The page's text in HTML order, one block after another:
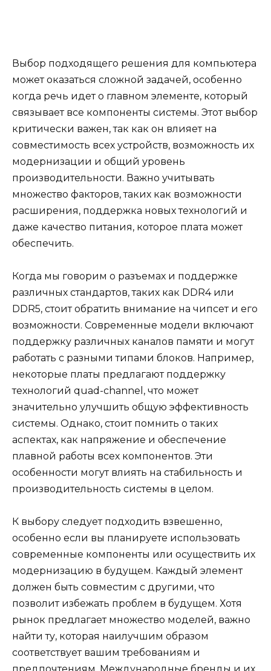
Выбор подходящего решения для компьютера
может оказаться сложной задачей, особенно
когда речь идет о главном элементе, который
связывает все компоненты системы. Этот выбор
критически важен, так как он влияет на
совместимость всех устройств, возможность их
модернизации и общий уровень
производительности. Важно учитывать
множество факторов, таких как возможности
расширения, поддержка новых технологий и
даже качество питания, которое плата может
обеспечить.
Когда мы говорим о разъемах и поддержке
различных стандартов, таких как DDR4 или
DDR5, стоит обратить внимание на чипсет и его
возможности. Современные модели включают
поддержку различных каналов памяти и могут
работать с разными типами блоков. Например,
некоторые платы предлагают поддержку
технологий quad-channel, что может
значительно улучшить общую эффективность
системы. Однако, стоит помнить о таких
аспектах, как напряжение и обеспечение
плавной работы всех компонентов. Эти
особенности могут влиять на стабильность и
производительность системы в целом.
К выбору следует подходить взвешенно,
особенно если вы планируете использовать
современные компоненты или осуществить их
модернизацию в будущем. Каждый элемент
должен быть совместим с другими, что
позволит избежать проблем в будущем. Хотя
рынок предлагает множество моделей, важно
найти ту, которая наилучшим образом
соответствует вашим требованиям и